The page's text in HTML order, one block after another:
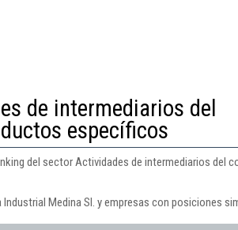
de intermediarios del
específicos
del sector Actividades de intermediarios del
Medina Sl. y empresas con posiciones